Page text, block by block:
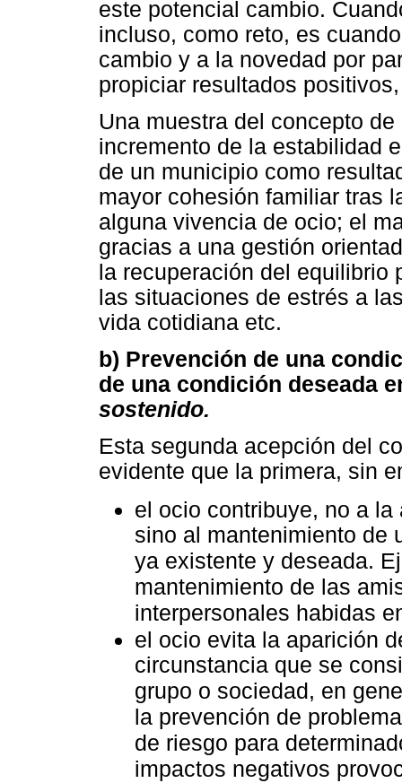
este potencial cambio.
incluso, como reto, es
cambio y a la novedad por
propiciar resultados
Una muestra del concepto
incremento de la estabilidad
de un municipio como
mayor cohesión familiar tras
alguna vivencia de ocio; el
gracias a una gestión
la recuperación del equilibrio
las situaciones de estrés a
vida cotidiana etc.
b) Prevención de una
de una condición deseada
sostenido.
Esta segunda acepción del
evidente que la primera, sin
el ocio contribuye, no a
sino al mantenimiento de
ya existente y deseada.
mantenimiento de las
interpersonales habidas
el ocio evita la aparición
circunstancia que se
grupo o sociedad, en
la prevención de
de riesgo para
impactos negativos